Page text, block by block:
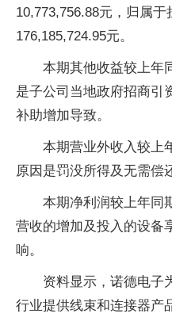
10,773,756.88元，归属
176,185,724.95元。
本期其他收益较上年
是子公司当地政府招商引
补助增加导致。
本期营业外收入较上
原因是罚没所得及无需偿
本期净利润较上年同
营收的增加及投入的设备
响。
资料显示，诺德电子
行业提供线束和连接器产